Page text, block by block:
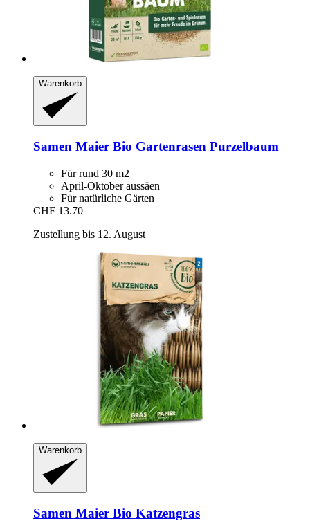
Warenkorb
Samen Maier Bio Gartenrasen Purzelbaum
Für rund 30 m2
April-Oktober aussäen
Für natürliche Gärten
CHF 13.70
Zustellung bis 12. August
Warenkorb
Samen Maier Bio Katzengras